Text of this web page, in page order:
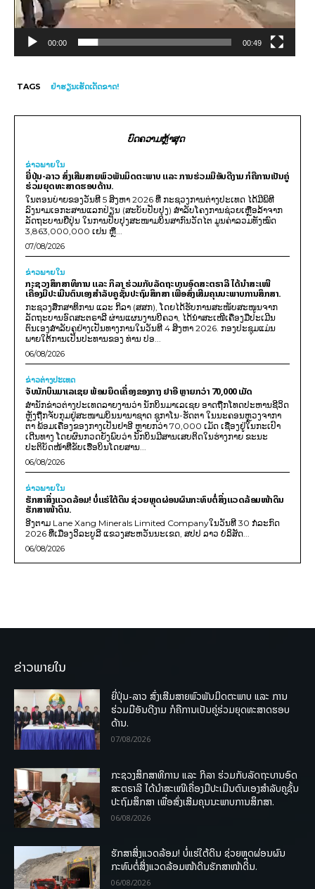
e
r
00:00 00:49
TAGS ຢ່າຮຽນເຮັດເດັດຂາດ!
ບົດຄວາມຫຼ້າສຸດ
ຂ່າວພາຍ​ໃນ
ຍີ່ປຸ່ນ-ລາວ ສົ່ງເສີມສາຍພົວພັນມິດຕະພາບ ແລະ ການຮ່ວມມືອັນດີງາມ ກໍຄືການເປັນຄູ່
ຮ່ວມຍຸດທະສາດຮອບດ້ານ.
ໃນຕອນບ່າຍຂອງວັນທີ 5 ສິງຫາ 2026 ທີ່ ກະຊວງການຕ່າງປະເທດ ໄດ້ມີພິທີ
ລົງນາມເອກະສານແລກປ່ຽນ (ສະບັບປັບປຸງ) ສໍາລັບໂຄງການຊ່ວຍເຫຼືອລ້າຈາກ
ລັດຖະບານຍີ່ປຸ່ນ ໃນການປັບປຸງສະໜາມບິນສາກົນວັດໄຕ ມູນຄ່າລວມທັງໝົດ
3,863,000,000 ເຢນ ຫຼື...
07/08/2026
ຂ່າວພາຍ​ໃນ
ກະຊວງສຶກສາທິການ ແລະ ກິລາ ຮ່ວມກັບລັດຖະບານອົດສະຕຣາລີ ໄດ້ນຳສະເໜີ
ເຄື່ອງມືປະເມີນຕົນເອງສຳລັບຄູຊັ້ນປະຖົມສຶກສາ ເພື່ອສົ່ງເສີມຄຸນນະພາບການສຶກສາ.
ກະຊວງສຶກສາທິການ ແລະ ກິລາ (ສສກ), ໂດຍໄດ້ຮັບການສະໜັບສະໜູນຈາກ
ລັດຖະບານອົດສະຕຣາລີ ຜ່ານແຜນງານບີຄວາ, ໄດ້ນຳສະເໜີເຄື່ອງມືປະເມີນ
ຕົນເອງສຳລັບຄູຢ່າງເປັນທາງການໃນວັນທີ 4 ສິງຫາ 2026. ກອງປະຊຸມແມ່ນ
ພາຍໃຕ້ການເປັນປະທານຂອງ ທ່ານ ປອ...
06/08/2026
ຂ່າວຕ່າງປະເທດ
ຈັບນັກບິນມາເລເຊຍ ພ້ອມຍຶດເຄື່ອງຂອງກາງ ຢາອີ ຫຼາຍກວ່າ 70,000 ເມັດ
ສຳນັກຂ່າວຕ່າງປະເທດລາຍງານວ່າ ນັກບິນມາເລເຊຍ ອາດຖືກໂທດປະຫານຊີວິດ
ຫຼັງຖືກຈັບກຸມຢູ່ສະໜາມບິນນານາຊາດ ຊູກາໂນ-ຮັດຕາ ໃນນະຄອນຫຼວງຈາກາ
ຕາ ພ້ອມເຄື່ອງຂອງກາງເປັນຢາອີ ຫຼາຍກວ່າ 70,000 ເມັດ ເຊື່ອງຢູ່ໃນກະເປົາ
ເດີນທາງ ໂດຍຜົນກວດຍັງພົບວ່າ ນັກບິນມີສານເສບຕິດໃນຮ່າງກາຍ ຂະນະ
ປະຕິບັດໜ້າທີ່ຂັບເຮືອບິນໂດຍສານ...
06/08/2026
ຂ່າວພາຍ​ໃນ
ຮັກສາສິ່ງແວດລ້ອມ! ບໍ່ແຮ່ໃຕ້ດິນ ຊ່ວຍຫຼຸດຜ່ອນຜົນກະທົບຕໍ່ສິ່ງແວດລ້ອມໜ້າດິນ
ຮັກສາໜ້າດິນ.
ອີງຕາມ Lane Xang Minerals Limited Companyໃນວັນທີ 30 ກໍລະກົດ
2026 ທີ່ເມືອງວິລະບູລີ ແຂວງສະຫວັນນະເຂດ, ສປປ ລາວ ບໍລິສັດ...
06/08/2026
ຂ່າວພາຍໃນ
ຍີ່ປຸ່ນ-ລາວ ສົ່ງເສີມສາຍພົວພັນມິດຕະພາບ ແລະ ການ
ຮ່ວມມືອັນດີງາມ ກໍຄືການເປັນຄູ່ຮ່ວມຍຸດທະສາດຮອບ
ດ້ານ.
07/08/2026
ກະຊວງສຶກສາທິການ ແລະ ກິລາ ຮ່ວມກັບລັດຖະບານອົດ
ສະຕຣາລີ ໄດ້ນຳສະເໜີເຄື່ອງມືປະເມີນຕົນເອງສຳລັບຄູຊັ້ນ
ປະຖົມສຶກສາ ເພື່ອສົ່ງເສີມຄຸນນະພາບການສຶກສາ.
06/08/2026
ຮັກສາສິ່ງແວດລ້ອມ! ບໍ່ແຮ່ໃຕ້ດິນ ຊ່ວຍຫຼຸດຜ່ອນຜົນ
ກະທົບຕໍ່ສິ່ງແວດລ້ອມໜ້າດິນຮັກສາໜ້າດິນ.
06/08/2026